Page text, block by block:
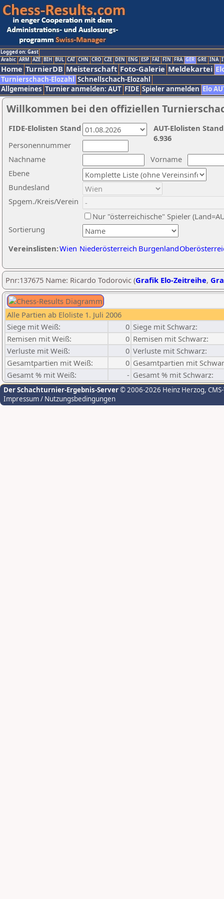
Logged on: Gast
Arabic ARM AZE BIH BUL CAT CHN CRO CZE DEN ENG ESP FAI FIN FRA GER GRE INA
Home TurnierDB Meisterschaft Foto-Galerie Meldekartei
Turnierschach-Elozahl Schnellschach-Elozahl
Allgemeines Turnier anmelden: AUT FIDE Spieler anmelden Elo
Willkommen bei den offiziellen
Nachname
Vorname
Ebene
Sortierung
Personennummer
Bundesland
Spgem./Kreis/Verein
Nur "österreichische" Spieler
Vereinslisten:Wien Niederösterreich Burgenland
AUT-Elolisten
6.936
FIDE-Elolisten Stand
Pnr:137675 Name: Ricardo Todorovic (Grafik Elo-Zeitreihe,
Alle Partien ab Eloliste 1. Juli 2006
Siege mit Weiß:
0 Siege mit Schwarz:
Remisen mit Weiß:
0 Remisen mit Schwarz:
Verluste mit Weiß:
0 Verluste mit Schwarz:
Gesamtpartien mit Weiß:
0 Gesamtpartien mit
Gesamt % mit Weiß:
- Gesamt % mit Schwarz:
Der Schachturnier-Ergebnis-Server© 2006-2026 Heinz Herzog,
Impressum / Nutzungsbedingungen